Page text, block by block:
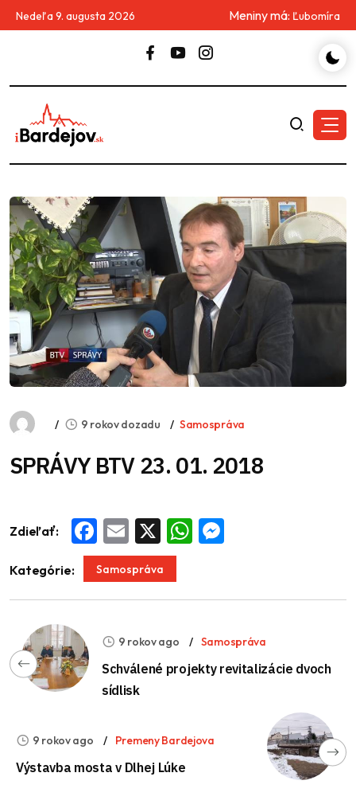
Nedeľa 9. augusta 2026 Meniny má: Ľubomíra
9 rokov dozadu Samospráva
SPRÁVY BTV 23. 01. 2018
Zdieľať: Facebook
Email WhatsApp
Kategórie: Samospráva
9 rokov ago Samospráva
Schválené projekty revitalizácie dvoch
sídlisk
9 rokov ago Premeny Bardejova
Výstavba mosta v Dlhej Lúke